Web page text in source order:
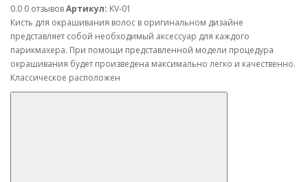
0.0 0 отзывовАртикул: KV-01
Кисть для окрашивания волос в оригинальном дизайне
представляет собой необходимый аксессуар для каждого
парикмахера. При помощи представленной модели процедура
окрашивания будет произведена максимально легко и качественно.
Классическое расположен